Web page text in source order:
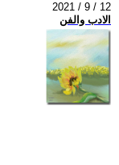
2021 / 9 / 12
الادب والفن